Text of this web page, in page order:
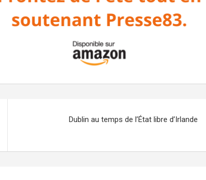
Dublin au temps de l’État libre d’Irlande